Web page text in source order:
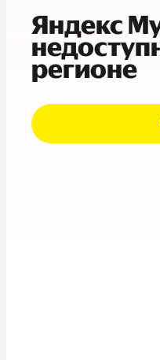
Яндекс
регионе